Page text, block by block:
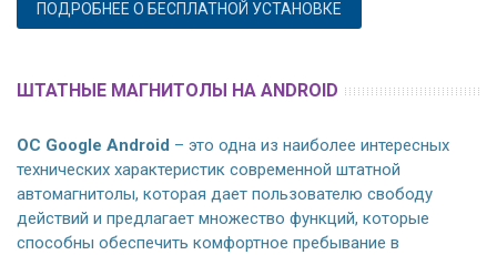
ПОДРОБНЕЕ О БЕСПЛАТНОЙ УСТАНОВКЕ
ШТАТНЫЕ МАГНИТОЛЫ НА ANDROID
ОС Google Android – это одна из наиболее интересных
технических характеристик современной штатной
автомагнитолы, которая дает пользователю свободу
действий и предлагает множество функций, которые
способны обеспечить комфортное пребывание в